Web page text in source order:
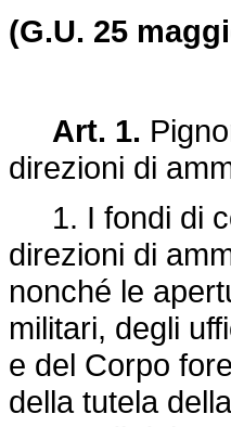
(G.U. 25
Art. 1.
direzioni di
1. I fondi di
direzioni di
nonché le
militari, degli
e del Corpo
della tutela